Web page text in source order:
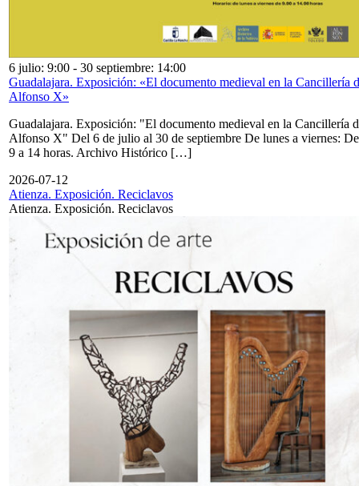
6 julio: 9:00 - 30 septiembre: 14:00
Guadalajara. Exposición: «El documento medieval en la Cancillería
Alfonso X»
Guadalajara. Exposición: "El documento medieval en la Cancillería
Alfonso X" Del 6 de julio al 30 de septiembre De lunes a viernes: De
9 a 14 horas. Archivo Histórico […]
2026-07-12
Atienza. Exposición. Reciclavos
Atienza. Exposición. Reciclavos